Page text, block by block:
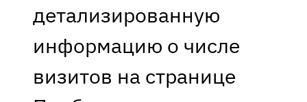
детализированную
информацию о числе
визитов на странице